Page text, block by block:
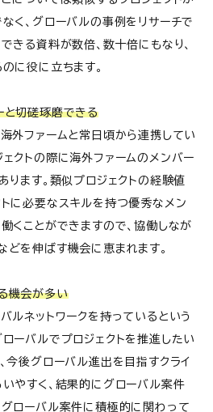
く、グローバルの事例をリサーチで
きる資料が数倍、数十倍にもなり、
に役に立ちます。
と切磋琢磨できる
外ファームと常日頃から連携してい
クトの際に海外ファームのメンバー
ります。類似プロジェクトの経験値
に必要なスキルを持つ優秀なメン
くことができますので、協働しなが
どを伸ばす機会に恵まれます。
機会が多い
ルネットワークを持っているという
ーバルでプロジェクトを推進したい
今後グローバル進出を目指すクライ
やすく、結果的にグローバル案件
グローバル案件に積極的に関わって